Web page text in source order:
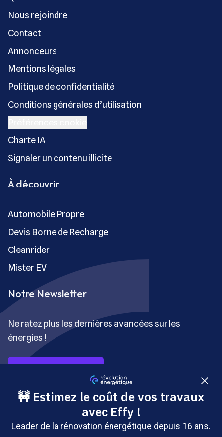
Nous rejoindre
Contact
Annonceurs
Mentions légales
Politique de confidentialité
Conditions générales d’utilisation
Charte IA
Signaler un contenu illicite
À découvrir
Automobile Propre
Devis Borne de Recharge
Cleanrider
Mister EV
Notre Newsletter
Ne ratez plus les dernières avancées sur les
énergies !
S’inscrire gratuitement
Copyright © Révolution Énergétique - Tous droits réservés
- Site édité par Saabre SAS, une société du groupe
Brakson